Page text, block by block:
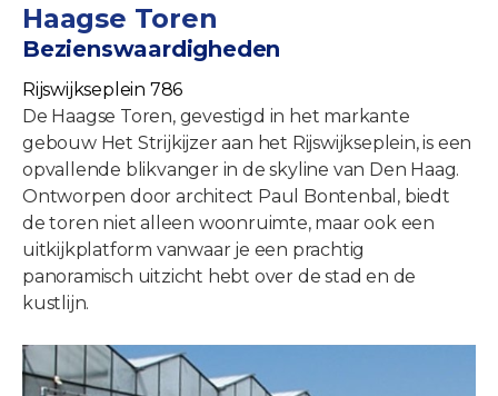
Haagse Toren
Bezienswaardigheden
Rijswijkseplein 786
De Haagse Toren, gevestigd in het markante
gebouw Het Strijkijzer aan het Rijswijkseplein, is een
opvallende blikvanger in de skyline van Den Haag.
Ontworpen door architect Paul Bontenbal, biedt
de toren niet alleen woonruimte, maar ook een
uitkijkplatform vanwaar je een prachtig
panoramisch uitzicht hebt over de stad en de
kustlijn.